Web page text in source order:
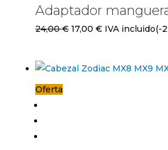
Adaptador
24,00€ El
era:
17,00 €El
es:
IVA incluido(-
Oferta